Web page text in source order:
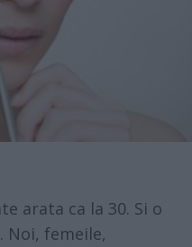
arata ca la 30. Si o
Noi, femeile,